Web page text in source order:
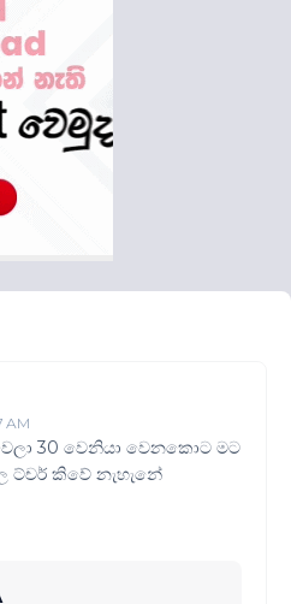
AM
30 වෙනියා වෙනකොට මට
කිවේ නැහැනේ